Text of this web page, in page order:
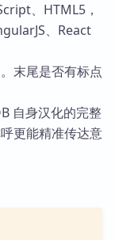
、HTML5，
、React
末尾是否有标点
自身汉化的完整
更能精准传达意